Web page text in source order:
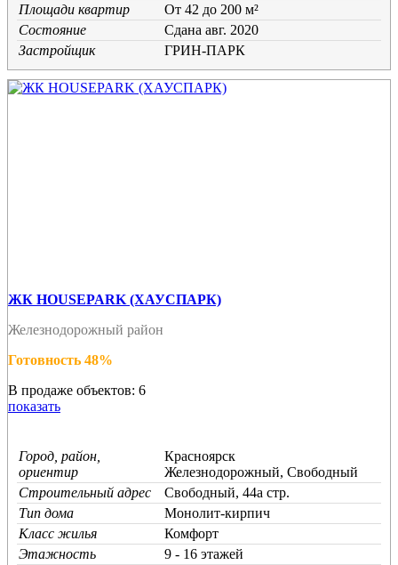
Площади квартир
От 42 до 200 м²
Состояние
Cдана авг. 2020
Застройщик
ГРИН-ПАРК
ЖК HOUSEPARK (ХАУСПАРК)
Железнодорожный район
Готовность 48%
В продаже объектов: 6
показать
Город, район,
ориентир
Красноярск
Железнодорожный, Свободный
Строительный адрес
Свободный, 44а стр.
Тип дома
Монолит-кирпич
Класс жилья
Комфорт
Этажность
9 - 16 этажей